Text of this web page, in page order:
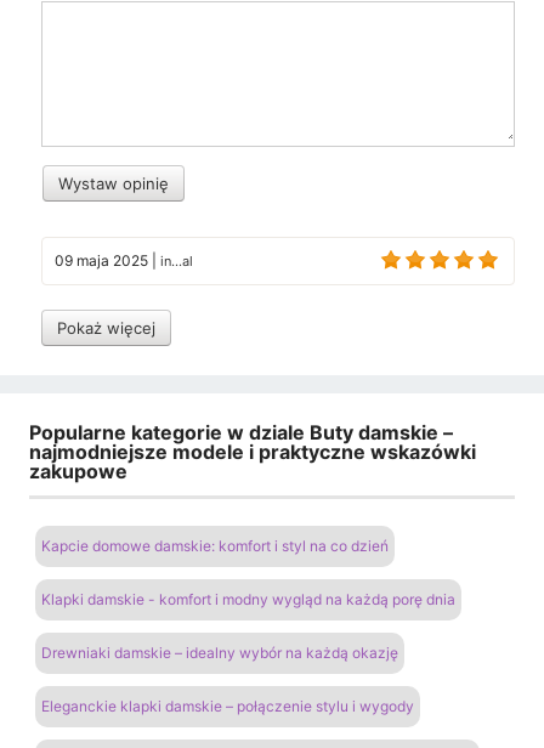
Wystaw opinię
09 maja 2025 in...al
Pokaż więcej
Popularne kategorie w dziale Buty damskie –
najmodniejsze modele i praktyczne wskazówki
zakupowe
Kapcie domowe damskie: komfort i styl na co dzień
Klapki damskie - komfort i modny wygląd na każdą porę dnia
Drewniaki damskie – idealny wybór na każdą okazję
Eleganckie klapki damskie – połączenie stylu i wygody